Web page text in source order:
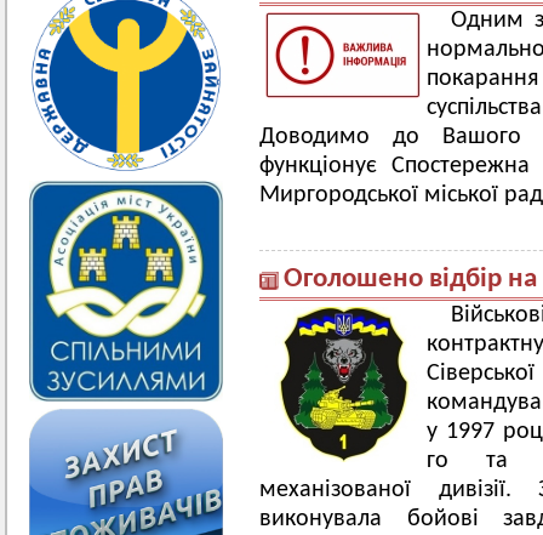
Одним з
Доводимо до Вашого
функціонує Спостережна
Миргородської міської
Оголошено відбір
у 1997
го та
механізованої
виконувала бойові